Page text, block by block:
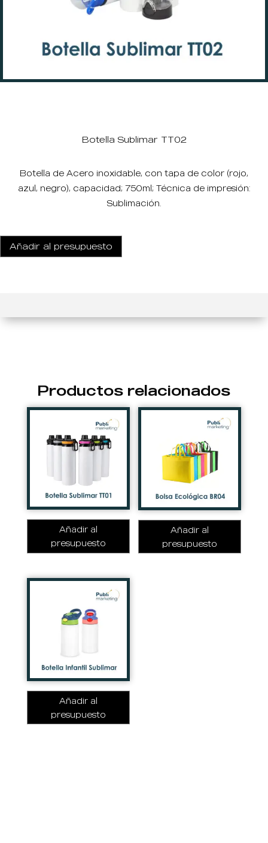
Botella Sublimar TT02
Botella de Acero inoxidable, con tapa de color (rojo,
azul, negro), capacidad; 750ml; Técnica de impresión:
Sublimación.
Añadir al presupuesto
Productos relacionados
Añadir al
presupuesto
Añadir al
presupuesto
Añadir al
presupuesto